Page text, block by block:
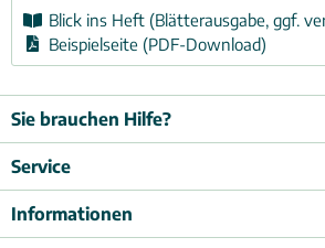
Blick ins Heft (Blätterausgabe, ggf.
Beispielseite (PDF-Download)
Sie brauchen Hilfe?
Service
Informationen